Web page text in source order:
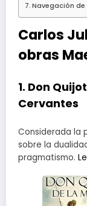
Navegación
Carlos
obras
1. Don
Cervantes
Considerada la
sobre la
pragmatismo.